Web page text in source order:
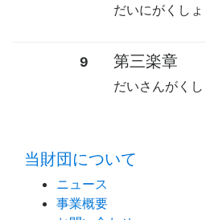
だいにがくしょ
9 第三楽章
だいさんがくし
当財団について
ニュース
事業概要